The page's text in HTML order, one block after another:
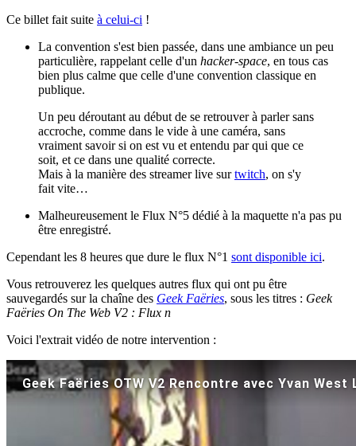
Ce billet fait suite à celui-ci !
La convention s'est bien passée, dans une ambiance un peu
particulière, rappelant celle d'un hacker-space, en tous cas
bien plus calme que celle d'une convention classique en
publique.
Un peu déroutant au début de se retrouver à parler sans
accroche, comme dans le vide à une caméra, sans
vraiment savoir si on est vu et entendu par qui que ce
soit, et ce dans une qualité correcte.
Mais à la manière des streamer live surtwitch, on s'y
fait vite…
Malheureusement le Flux N°5 dédié à la maquette n'a pas pu
être enregistré.
Cependant les 8 heures que dure le flux N°1 sont disponible ici.
Vous retrouverez les quelques autres flux qui ont pu être
sauvegardés sur la chaîne des Geek Faëries, sous les titres : Geek
Faëries On The Web V2 : Flux n
Voici l'extrait vidéo de notre intervention :